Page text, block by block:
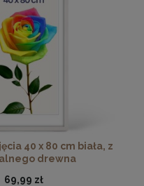
40 x 80 cm biała, z
drewna
69,99 zł